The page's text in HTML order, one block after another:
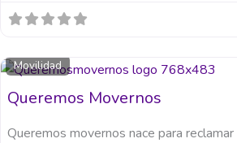
Movilidad
Queremos Movernos
Queremos movernos nace para